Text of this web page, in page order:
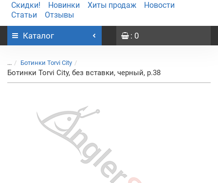
Скидки! Новинки Хиты продаж
Новости
Статьи
Отзывы
Каталог : 0
... Ботинки Torvi City
Ботинки Torvi City, без вставки, черный, р.38